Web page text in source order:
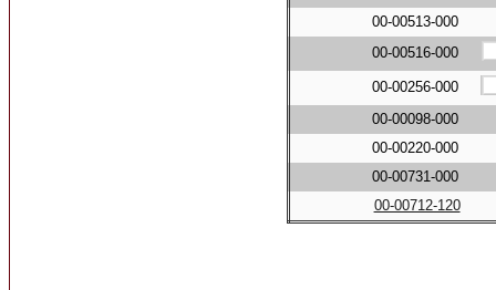
00-00513-000
00-00516-000
00-00256-000
00-00098-000
00-00220-000
00-00731-000
00-00712-120